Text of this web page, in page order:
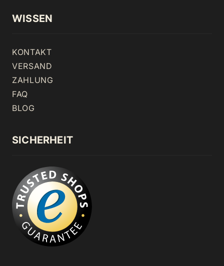
WISSEN
KONTAKT
VERSAND
ZAHLUNG
FAQ
BLOG
SICHERHEIT